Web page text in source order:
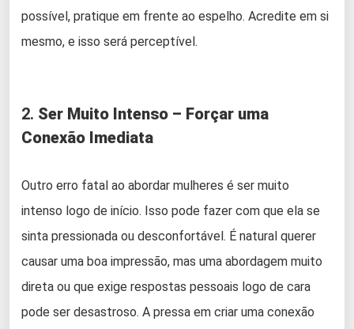
possível, pratique em frente ao espelho. Acredite em si
mesmo, e isso será perceptível.
2. Ser Muito Intenso – Forçar uma
Conexão Imediata
Outro erro fatal ao abordar mulheres é ser muito
intenso logo de início. Isso pode fazer com que ela se
sinta pressionada ou desconfortável. É natural querer
causar uma boa impressão, mas uma abordagem muito
direta ou que exige respostas pessoais logo de cara
pode ser desastroso. A pressa em criar uma conexão